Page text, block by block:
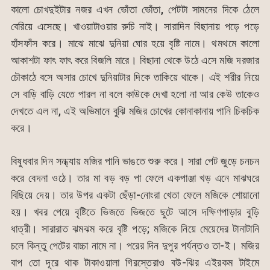
কালো চোখদুইটার নজর এখন ভোঁতা ভোঁতা, পেটটা সামনের দিকে ঠেলে
বেরিয়ে এসেছে। খাওয়াটাওয়ার রুচি নাই। সারাদিন বিছানায় পড়ে পড়ে
হাঁসফাঁস করে। মাঝে মাঝে দুনিয়া ঘোর হয়ে বৃষ্টি নামে। থমথমে কালো
আকাশটা ফাৎ ফাৎ করে বিজলি মারে। বিছানা থেকে উঠে এসে মজি দরজার
চৌকাঠে বসে অসার চোখে দুনিয়াটার দিকে তাকিয়ে থাকে। এই শরীর নিয়ে
সে বাড়ি বাড়ি যেতে পারল না বলে কাউকে দেখা হলো না আর কেউ তাকেও
দেখতে এল না, এই অভিমানে বুঝি মজির চোখের কোনাকানায় পানি চিকচিক
করে।
বিষুধবার দিন সন্ধ্যায় মজির পানি ভাঙতে শুরু করে। সারা পেট জুড়ে চনচন
করে বেদনা ওঠে। তার মা বড় বড় পা ফেলে একপাঞ্জা খড় এনে মাঝঘরে
বিছিয়ে দেয়। তার উপর একটা ছেঁড়া-নোংরা খেতা ফেলে মজিকে শোয়ানো
হয়। খবর পেয়ে বৃষ্টিতে ভিজতে ভিজতে ছুটে আসে দক্ষিণপাড়ার বুড়ি
ধাত্রী। সারারাত ঝমঝম করে বৃষ্টি পড়ে; মজিকে নিয়ে মেয়েদের টানাটানি
চলে কিন্তু পেটের বাচ্চা নামে না। পরের দিন দুপুর পর্যন্তও তা-ই। মজির
বাপ তো দূরে থাক টাকাওয়ালা গিরস্তেরাও বউ-ঝির এইরকম টাইমে